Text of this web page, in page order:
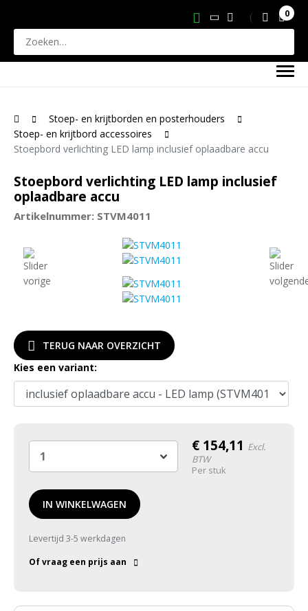
0
Stoep- en krijtborden en posterhouders
Stoep- en krijtbord accessoires
Stoepbord verlichting LED lamp inclusief oplaadbare accu
Stoepbord verlichting LED lamp inclusief
oplaadbare accu
Artikelnummer: STVM4011
TERUG NAAR OVERZICHT
Kies een variant:
€ 154,11 Excl.
BTW
Per stuk
IN WINKELWAGEN
Levertijd 3-5 werkdagen
Of vraag een prijs aan